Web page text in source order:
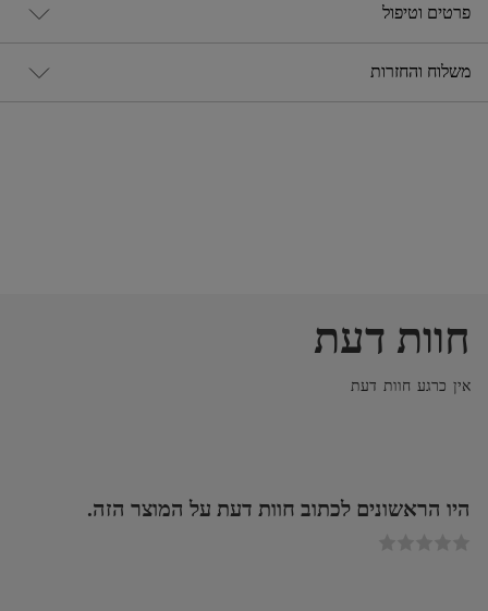
פרטים וטיפול
משלוח והחזרות
חוות דעת
אין כרגע חוות דעת
היו הראשונים לכתוב חוות דעת על המוצר הזה.